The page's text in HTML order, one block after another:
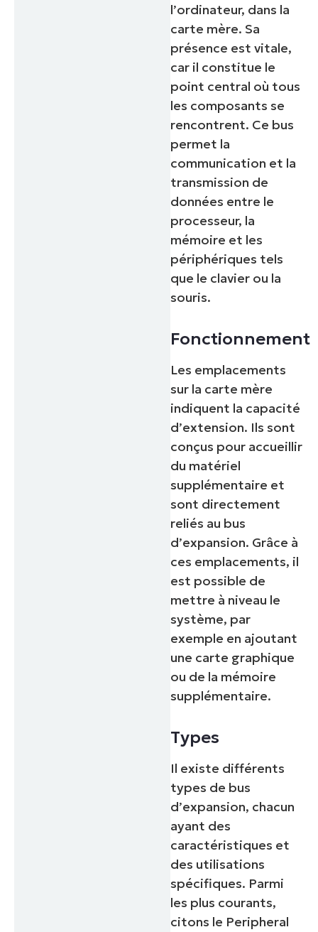
l’ordinateur, dans la
carte mère. Sa
présence est vitale,
car il constitue le
point central où tous
les composants se
rencontrent. Ce bus
permet la
communication et la
transmission de
données entre le
processeur, la
mémoire et les
périphériques tels
que le clavier ou la
souris.
Fonctionnement
Les emplacements
sur la carte mère
indiquent la capacité
d’extension. Ils sont
conçus pour accueillir
du matériel
supplémentaire et
sont directement
reliés au bus
d’expansion. Grâce à
ces emplacements, il
est possible de
mettre à niveau le
système, par
exemple en ajoutant
une carte graphique
ou de la mémoire
supplémentaire.
Types
Il existe différents
types de bus
d’expansion, chacun
ayant des
caractéristiques et
des utilisations
spécifiques. Parmi
les plus courants,
citons le Peripheral